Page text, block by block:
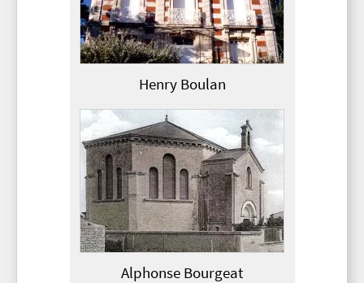
Henry Boulan
Alphonse Bourgeat